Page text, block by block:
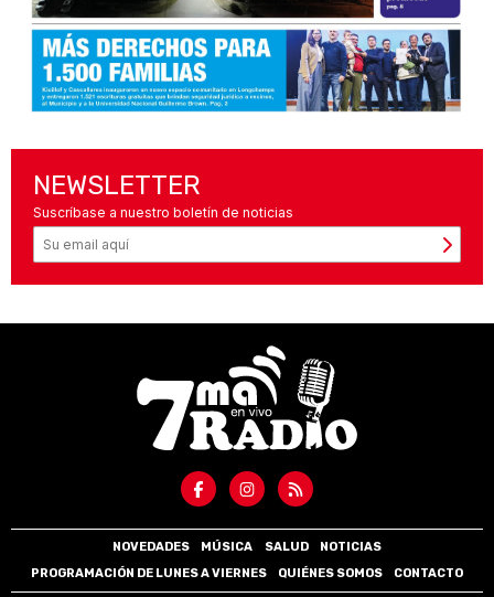
NEWSLETTER
Suscríbase a nuestro boletín de noticias
NOVEDADES MÚSICA SALUD
NOTICIAS
PROGRAMACIÓN DE LUNES A VIERNES
QUIÉNES SOMOS CONTACTO